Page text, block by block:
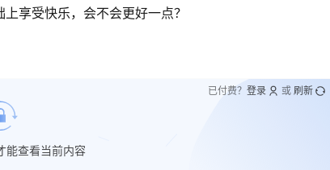
享受快乐，会不会更好一点？
能查看当前内容
已付费？ 登录 或 刷新